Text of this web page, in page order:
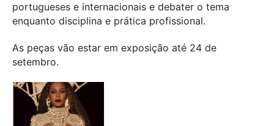
portugueses e internacionais e debater o tema
enquanto disciplina e prática profissional.
As peças vão estar em exposição até 24 de
setembro.